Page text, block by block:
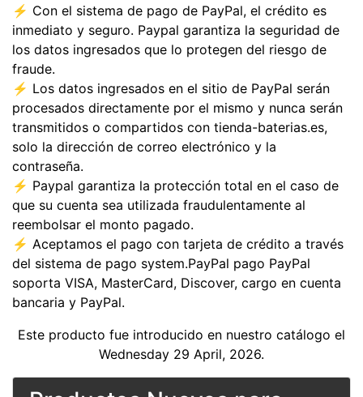
⚡ Con el sistema de pago de PayPal, el crédito es
inmediato y seguro. Paypal garantiza la seguridad de
los datos ingresados que lo protegen del riesgo de
fraude.
⚡ Los datos ingresados en el sitio de PayPal serán
procesados directamente por el mismo y nunca serán
transmitidos o compartidos con tienda-baterias.es,
solo la dirección de correo electrónico y la
contraseña.
⚡ Paypal garantiza la protección total en el caso de
que su cuenta sea utilizada fraudulentamente al
reembolsar el monto pagado.
⚡ Aceptamos el pago con tarjeta de crédito a través
del sistema de pago system.PayPal pago PayPal
soporta VISA, MasterCard, Discover, cargo en cuenta
bancaria y PayPal.
Este producto fue introducido en nuestro catálogo el
Wednesday 29 April, 2026.